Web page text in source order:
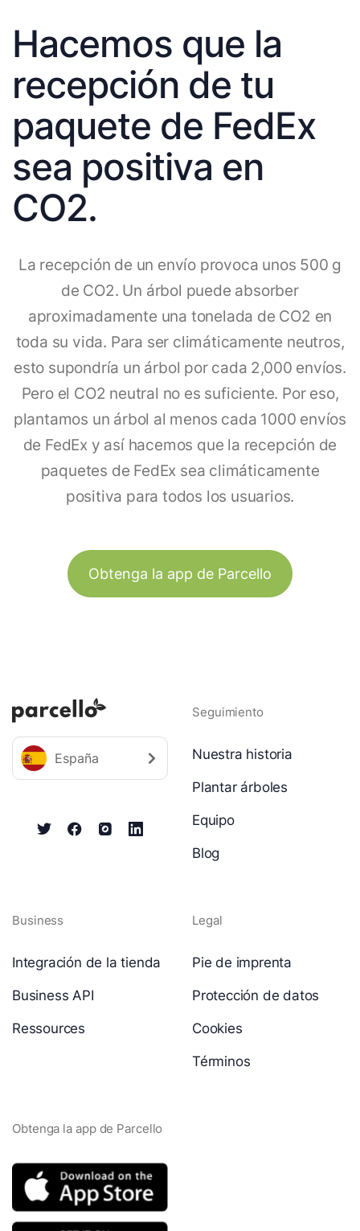
Hacemos que la
recepción de tu
paquete de FedEx
sea positiva en
CO2.
La recepción de un envío provoca unos 500 g
de CO2. Un árbol puede absorber
aproximadamente una tonelada de CO2 en
toda su vida. Para ser climáticamente neutros,
esto supondría un árbol por cada 2,000 envíos.
Pero el CO2 neutral no es suficiente. Por eso,
plantamos un árbol al menos cada 1000 envíos
de FedEx y así hacemos que la recepción de
paquetes de FedEx sea climáticamente
positiva para todos los usuarios.
Obtenga la app de Parcello
España
Seguimiento
Nuestra historia
Plantar árboles
Equipo
Blog
Business
Integración de la tienda
Business API
Ressources
Legal
Pie de imprenta
Protección de datos
Cookies
Términos
Obtenga la app de Parcello